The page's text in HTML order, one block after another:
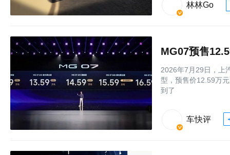
林林Go
MG07预售
2026年7月29日，上
型，预售价12.59万
到了
车快评